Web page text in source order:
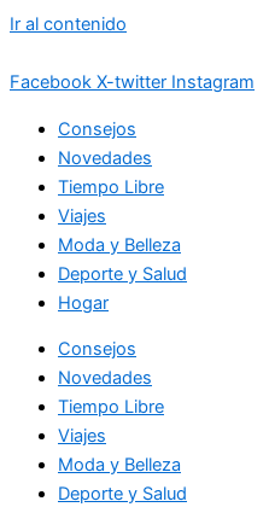
Ir al contenido
Facebook X-twitter Instagram
Consejos
Novedades
Tiempo Libre
Viajes
Moda y Belleza
Deporte y Salud
Hogar
Consejos
Novedades
Tiempo Libre
Viajes
Moda y Belleza
Deporte y Salud